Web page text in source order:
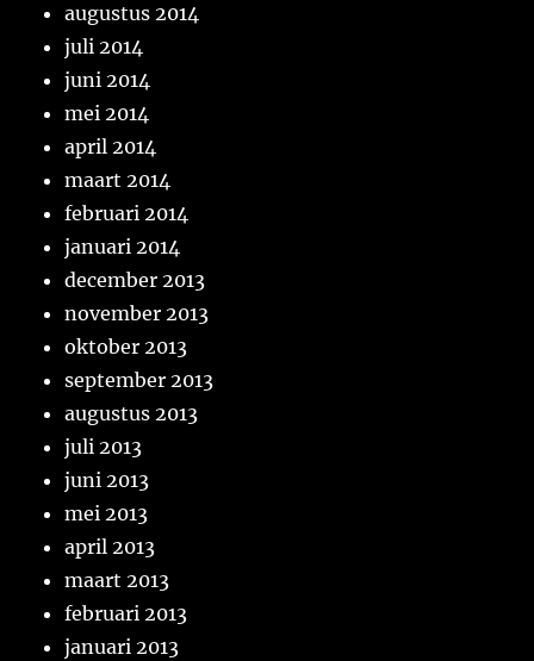
augustus 2014
juli 2014
juni 2014
mei 2014
april 2014
maart 2014
februari 2014
januari 2014
december 2013
november 2013
oktober 2013
september 2013
augustus 2013
juli 2013
juni 2013
mei 2013
april 2013
maart 2013
februari 2013
januari 2013